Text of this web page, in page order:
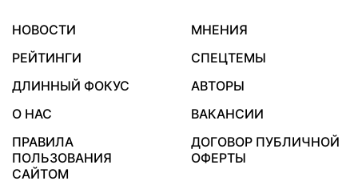
НОВОСТИ
МНЕНИЯ
РЕЙТИНГИ
СПЕЦТЕМЫ
ДЛИННЫЙ ФОКУС
АВТОРЫ
О НАС
ВАКАНСИИ
ПРАВИЛА
ПОЛЬЗОВАНИЯ
САЙТОМ
ДОГОВОР ПУБЛИЧНОЙ
ОФЕРТЫ